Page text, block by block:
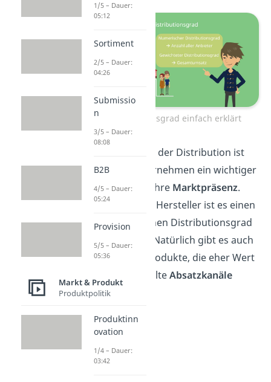
Distributionsgrad einfach erklärt
der Distribution ist
für viele Unternehmen ein wichtiger
Indikator für ihre Marktpräsenz.
Das Ziel vieler Hersteller ist es einen
möglichst hohen Distributionsgrad
zu erreichen. Natürlich gibt es auch
exklusivere Produkte, die eher Wert
auf ausgewählteAbsatzkanäle
legen.
1/5 – Dauer:
05:12
Sortiment
2/5 – Dauer:
04:26
Submissio
n
3/5 – Dauer:
08:08
B2B
4/5 – Dauer:
05:24
Provision
5/5 – Dauer:
05:36
Markt & Produkt
Produktpolitik
Produktinn
ovation
1/4 – Dauer:
03:42